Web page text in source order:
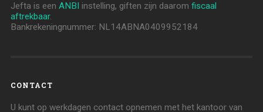
Jefta is een ANBI instelling, giften zijn daarom fiscaal
aftrekbaar.
Bankrekeningnummer: NL14ABNA0409952184
CONTACT
U kunt op werkdagen contact opnemen met het kantoor van